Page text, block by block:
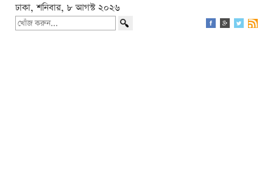
ঢাকা, শনিবার, ৮ আগস্ট ২০২৬